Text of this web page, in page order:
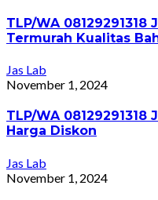
TLP/WA 08129291318
Termurah Kualitas
Jas Lab
November 1, 2024
TLP/WA
Harga Diskon
Jas Lab
November 1, 2024